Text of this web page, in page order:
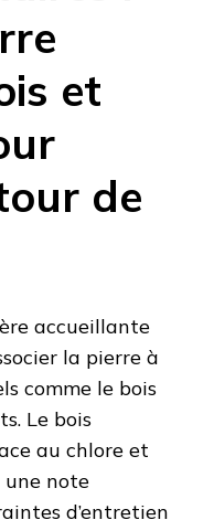
et
de
accueillante
la pierre à
comme le bois
Le bois
au chlore et
note
d’entretien